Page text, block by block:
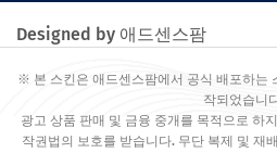
Designed by 애드센스팜
※ 본 스킨은 애드센스팜에서 공식 배포하는
작되었습니
광고 상품 판매 및 금융 중개를 목적으로 하
작권법의 보호를 받습니다. 무단 복제 및 재